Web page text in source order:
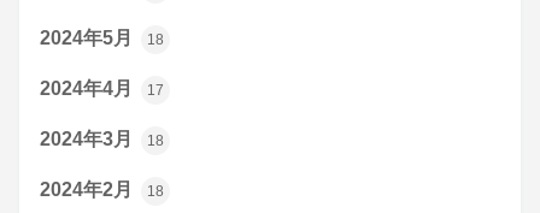
2024年5月 18
2024年4月 17
2024年3月 18
2024年2月 18